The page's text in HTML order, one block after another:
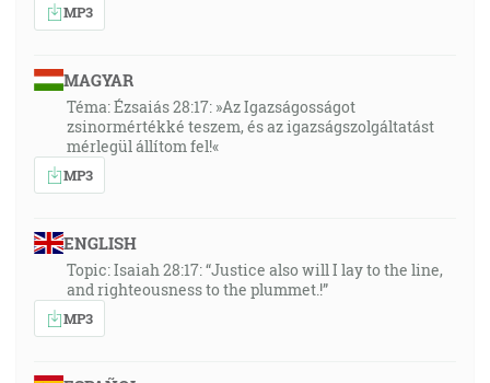
MP3
MAGYAR
Téma: Ézsaiás 28:17: »Az Igazságosságot
zsinormértékké teszem, és az igazságszolgáltatást
mérlegül állítom fel!«
MP3
ENGLISH
Topic: Isaiah 28:17: “Justice also will I lay to the line,
and righteousness to the plummet.!”
MP3